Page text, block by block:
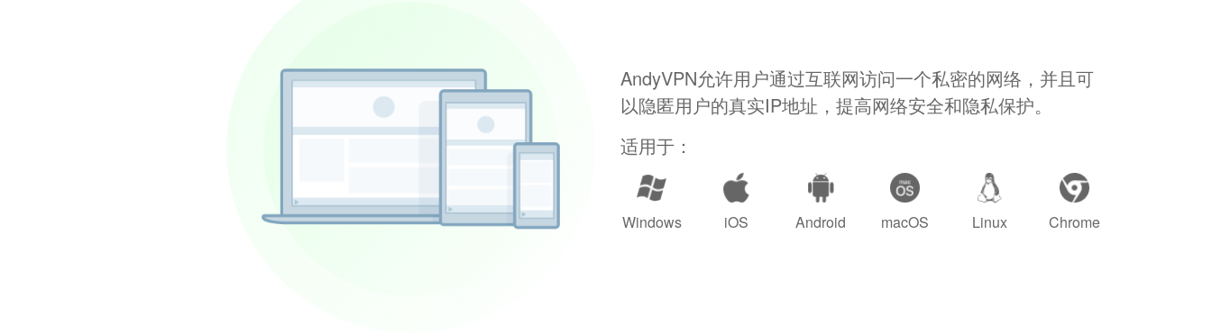
AndyVPN允许用户通过互联网访问一个私密的网络，并且可
以隐匿用户的真实IP地址，提高网络安全和隐私保护。
适用于：
Windows iOS Android macOS Linux Chrome